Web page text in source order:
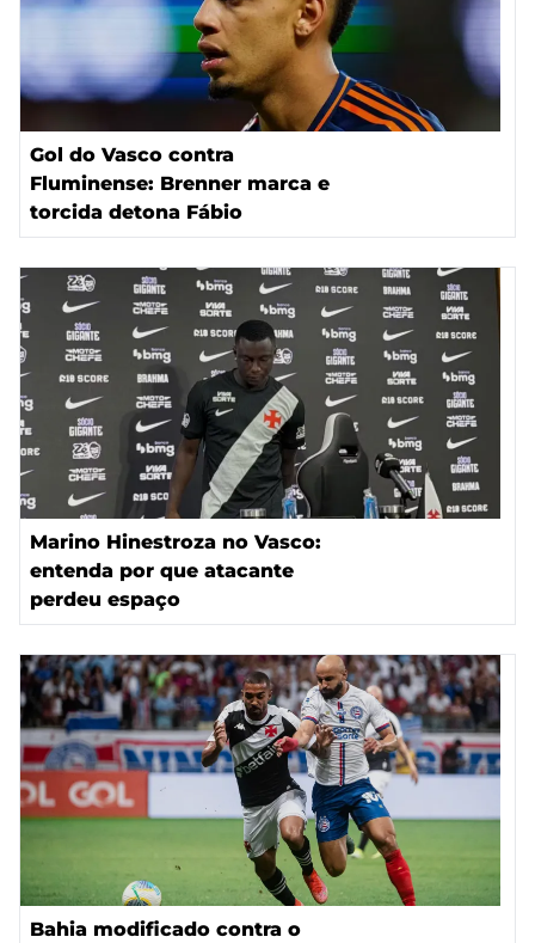
Gol do Vasco contra
Fluminense: Brenner marca e
torcida detona Fábio
Marino Hinestroza no Vasco:
entenda por que atacante
perdeu espaço
Bahia modificado contra o